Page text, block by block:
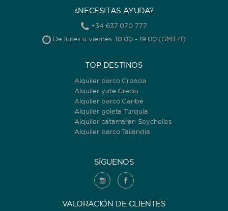
¿NECESITAS AYUDA?
+34 637 070 777
De lunes a viernes: 10:00 - 19:00 (GMT+1)
TOP DESTINOS
Alquiler barco Croacia
Alquiler yate Grecia
Alquiler barco Caribe
Alquiler goleta Turquía
Alquiler catamaran Seychelles
Alquiler barco Tailandia
SÍGUENOS
VALORACIÓN DE CLIENTES